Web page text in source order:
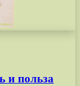
и польза